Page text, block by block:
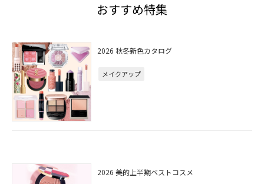
おすすめ特集
2026 秋冬新色カタログ
メイクアップ
2026 美的上半期ベストコスメ